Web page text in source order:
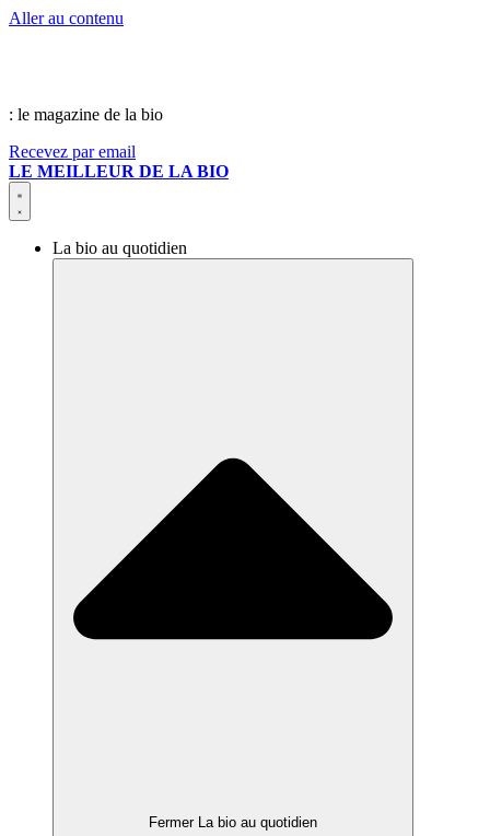
Aller au contenu
: le magazine de la bio
Recevez par email
LE MEILLEUR DE LA BIO
La bio au quotidien
Fermer La bio au quotidien